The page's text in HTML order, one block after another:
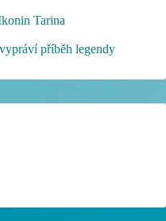
Tarina
příběh legendy